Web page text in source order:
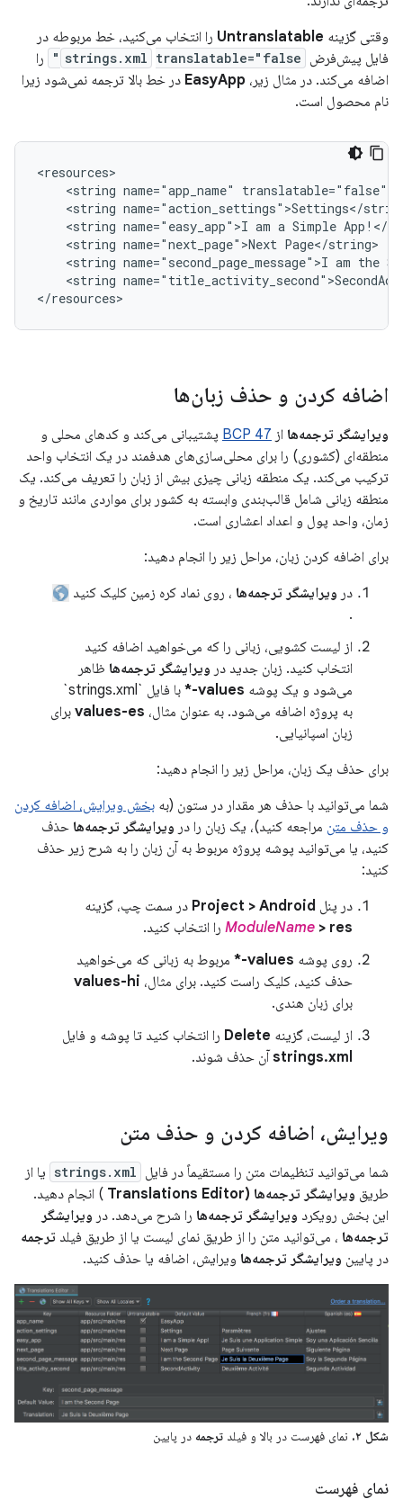
وقتی گزینه Untranslatable را انتخاب می‌کنید، خط مربوطه در
فایل پیش‌فرض
strings.xml translatable="false"
را
اضافه می‌کند. در مثال زیر، EasyApp در خط بالا ترجمه نمی‌شود زیرا
نام محصول است.
<string name="app_name"
<string
<string name="easy_app">I am a Simple
<string name="next_page">Next
<string name="second_page_message">I am the
<string
اضافه کردن و حذف زبان‌ها
ویرایشگر ترجمه‌ها از BCP 47 پشتیبانی می‌کند و کدهای محلی و
منطقه‌ای (کشوری) را برای محلی‌سازی‌های هدفمند در یک انتخاب واحد
ترکیب می‌کند. یک منطقه زبانی چیزی بیش از زبان را تعریف می‌کند. یک
منطقه زبانی شامل قالب‌بندی وابسته به کشور برای مواردی مانند تاریخ و
زمان، واحد پول و اعداد اعشاری است.
برای اضافه کردن زبان، مراحل زیر را انجام دهید:
در ویرایشگر ترجمه‌ها ، روی نماد کره زمین کلیک کنید
.
از لیست کشویی، زبانی را که می‌خواهید اضافه کنید
انتخاب کنید. زبان جدید در ویرایشگر ترجمه‌ها ظاهر
می‌شود و یک پوشه values-*
با فایل `strings.xml`
به پروژه اضافه می‌شود. به عنوان مثال، values-es برای
زبان اسپانیایی.
برای حذف یک زبان، مراحل زیر را انجام دهید:
شما می‌توانید با حذف هر مقدار در ستون (به بخش ویرایش، اضافه کردن
و حذف متن مراجعه کنید)، یک زبان را در ویرایشگر ترجمه‌ها حذف
کنید، یا می‌توانید پوشه پروژه مربوط به آن زبان را به شرح زیر حذف
کنید:
در پنل Project > Android در سمت چپ، گزینه
ModuleName > res
را انتخاب کنید.
روی پوشه values-*
مربوط به زبانی که می‌خواهید
حذف کنید، کلیک راست کنید. برای مثال، values-hi
برای زبان هندی.
از لیست، گزینه Delete را انتخاب کنید تا پوشه و فایل
strings.xml آن حذف شوند.
ویرایش، اضافه کردن و حذف متن
شما می‌توانید تنظیمات متن را مستقیماً در فایل strings.xml یا از
طریق ویرایشگر ترجمه‌ها (Translations Editor
) انجام دهید.
این بخش رویکرد ویرایشگر ترجمه‌ها را شرح می‌دهد. در ویرایشگر
ترجمه‌ها ، می‌توانید متن را از طریق نمای لیست یا از طریق فیلد ترجمه
در پایین ویرایشگر ترجمه‌ها ویرایش، اضافه یا حذف کنید.
شکل ۲. نمای فهرست در بالا و فیلد ترجمه در پایین
نمای فهرست